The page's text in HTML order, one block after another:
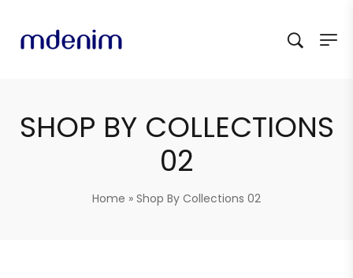
SHOP BY COLLECTIONS
02
Home » Shop By Collections 02